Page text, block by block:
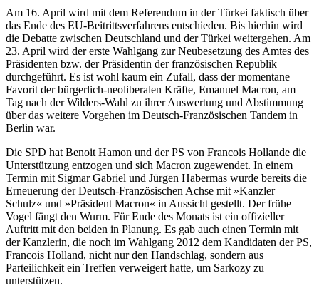
Am 16. April wird mit dem Referendum in der Türkei faktisch über
das Ende des EU-Beitrittsverfahrens entschieden. Bis hierhin wird
die Debatte zwischen Deutschland und der Türkei weitergehen. Am
23. April wird der erste Wahlgang zur Neubesetzung des Amtes des
Präsidenten bzw. der Präsidentin der französischen Republik
durchgeführt. Es ist wohl kaum ein Zufall, dass der momentane
Favorit der bürgerlich-neoliberalen Kräfte, Emanuel Macron, am
Tag nach der Wilders-Wahl zu ihrer Auswertung und Abstimmung
über das weitere Vorgehen im Deutsch-Französischen Tandem in
Berlin war.
Die SPD hat Benoit Hamon und der PS von Francois Hollande die
Unterstützung entzogen und sich Macron zugewendet. In einem
Termin mit Sigmar Gabriel und Jürgen Habermas wurde bereits die
Erneuerung der Deutsch-Französischen Achse mit »Kanzler
Schulz« und »Präsident Macron« in Aussicht gestellt. Der frühe
Vogel fängt den Wurm. Für Ende des Monats ist ein offizieller
Auftritt mit den beiden in Planung. Es gab auch einen Termin mit
der Kanzlerin, die noch im Wahlgang 2012 dem Kandidaten der PS,
Francois Holland, nicht nur den Handschlag, sondern aus
Parteilichkeit ein Treffen verweigert hatte, um Sarkozy zu
unterstützen.